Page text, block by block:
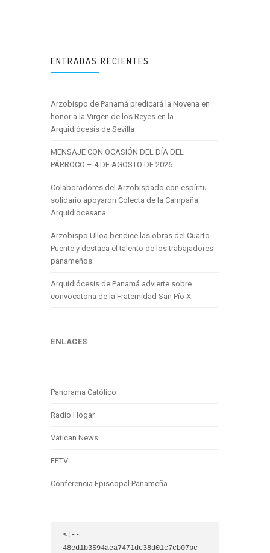
ENTRADAS RECIENTES
Arzobispo de Panamá predicará la Novena en
honor a la Virgen de los Reyes en la
Arquidiócesis de Sevilla
MENSAJE CON OCASIÓN DEL DÍA DEL
PÁRROCO – 4 DE AGOSTO DE 2026
Colaboradores del Arzobispado con espíritu
solidario apoyaron Colecta de la Campaña
Arquidiocesana
Arzobispo Ulloa bendice las obras del Cuarto
Puente y destaca el talento de los trabajadores
panameños
Arquidiócesis de Panamá advierte sobre
convocatoria de la Fraternidad San Pío X
ENLACES
Panorama Católico
Radio Hogar
Vatican News
FETV
Conferencia Episcopal Panameña
<!--
48ed1b3594aea7471dc38d01c7cb07bc -